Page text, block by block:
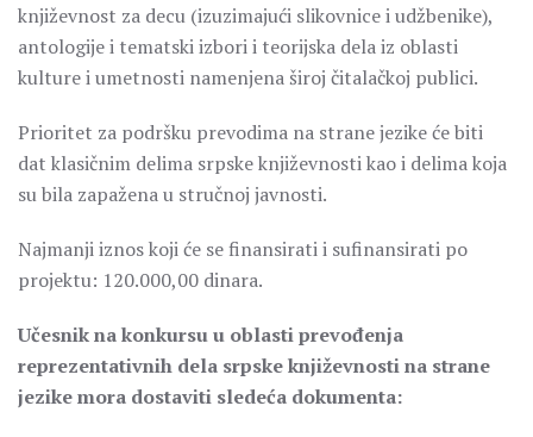
književnost za decu (izuzimajući slikovnice i udžbenike),
antologije i tematski izbori i teorijska dela iz oblasti
kulture i umetnosti namenjena široj čitalačkoj publici.
Prioritet za podršku prevodima na strane jezike će biti
dat klasičnim delima srpske književnosti kao i delima koja
su bila zapažena u stručnoj javnosti.
Najmanji iznos koji će se finansirati i sufinansirati po
projektu: 120.000,00 dinara.
Učesnik na konkursu u oblasti prevođenja
reprezentativnih dela srpske književnosti na strane
jezike mora dostaviti sledeća dokumenta: